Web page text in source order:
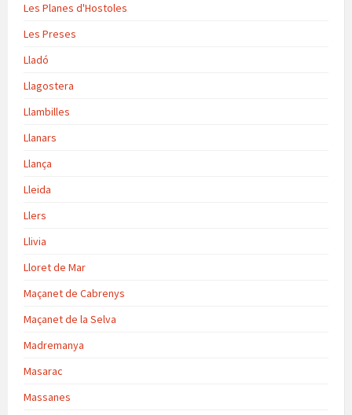
Les Planes d'Hostoles
Les Preses
Lladó
Llagostera
Llambilles
Llanars
Llança
Lleida
Llers
Llivia
Lloret de Mar
Maçanet de Cabrenys
Maçanet de la Selva
Madremanya
Masarac
Massanes